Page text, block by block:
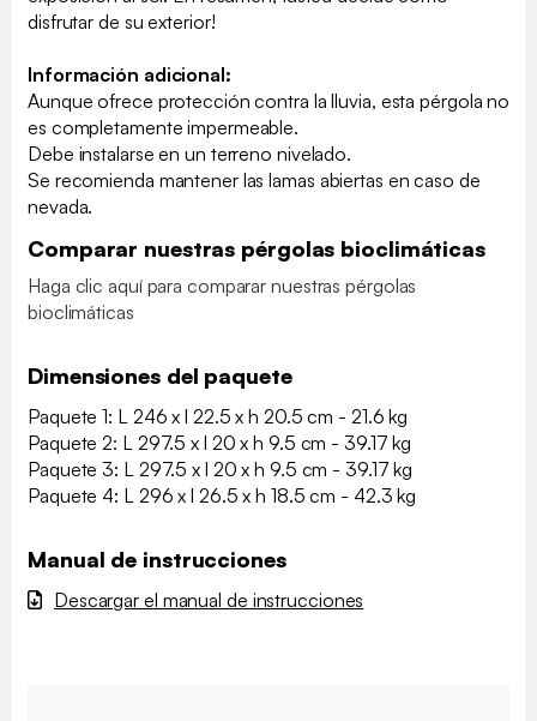
disfrutar de su exterior!
Información adicional:
Aunque ofrece protección contra la lluvia, esta pérgola no
es completamente impermeable.
Debe instalarse en un terreno nivelado.
Se recomienda mantener las lamas abiertas en caso de
nevada.
Comparar nuestras pérgolas bioclimáticas
Haga clic aquí para comparar nuestras pérgolas
bioclimáticas
Dimensiones del paquete
Paquete 1: L 246 x l 22.5 x h 20.5 cm - 21.6 kg
Paquete 2: L 297.5 x l 20 x h 9.5 cm - 39.17 kg
Paquete 3: L 297.5 x l 20 x h 9.5 cm - 39.17 kg
Paquete 4: L 296 x l 26.5 x h 18.5 cm - 42.3 kg
Manual de instrucciones
Descargar el manual de instrucciones